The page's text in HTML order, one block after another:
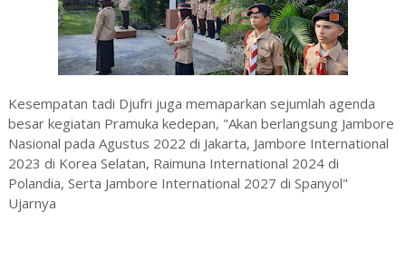
Kesempatan tadi Djufri juga memaparkan sejumlah agenda
besar kegiatan Pramuka kedepan, "Akan berlangsung Jambore
Nasional pada Agustus 2022 di Jakarta, Jambore International
2023 di Korea Selatan, Raimuna International 2024 di
Polandia, Serta Jambore International 2027 di Spanyol"
Ujarnya